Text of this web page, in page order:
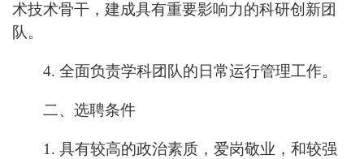
术技术骨干，建成具有重要影响力的科研创新团
队。
4. 全面负责学科团队的日常运行管理工作。
二、选聘条件
1. 具有较高的政治素质，爱岗敬业，和较强